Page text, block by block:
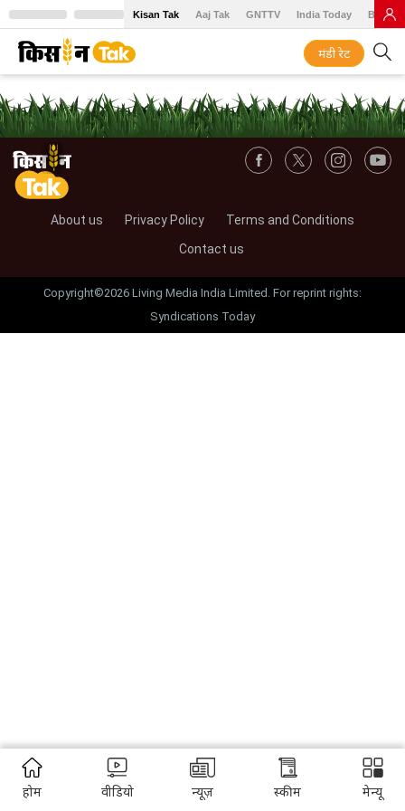
Kisan Tak Aaj Tak GNTTV India Today BT
मंडी रेट
About us Privacy Policy
Terms and Conditions
Contact us
Copyright©2026 Living Media India Limited. For reprint rights:
Syndications Today
होम वीडियो न्यूज़ स्कीम मेन्यू